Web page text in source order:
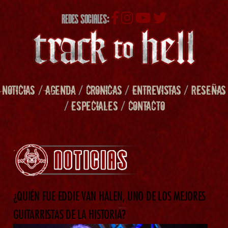
REDES SOCIALES:
NOTICIAS /AGENDA/ CRONICAS/ENTREVISTAS/RESEÑAS
/ESPECIALES/ CONTACTO
¿QUIÉN FUE EDDIE VAN HALEN, UNO DE LOS MEJORES
GUITARRISTAS DE LA HISTORIA?